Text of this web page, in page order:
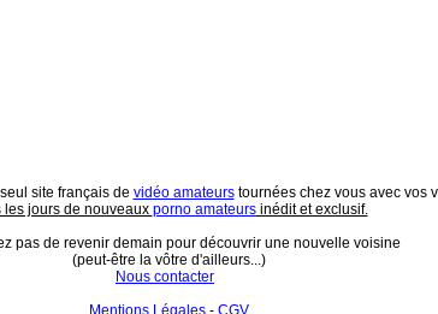
site français de vidéo amateurstournées chez vous avec vos
les jours de nouveaux porno amateursinédit et exclusif.
pas de revenir demain pour découvrir une nouvelle voisine
(peut-être la vôtre d'ailleurs...)
Nous contacter
Mentions Légales - CGV